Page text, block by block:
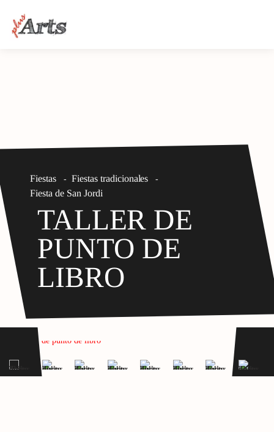
Fiestas - Fiestas tradicionales -
Fiesta de San Jordi
TALLER DE
PUNTO DE
LIBRO